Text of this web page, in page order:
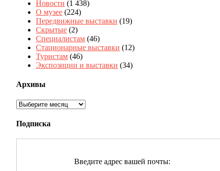
Новости (1 438)
О музее (224)
Передвижные выставки (19)
Скрытые (2)
Специалистам (46)
Стационарные выставки (12)
Туристам (46)
Экспозиции и выставки (34)
Архивы
Архивы
Подписка
Введите адрес вашей почты: